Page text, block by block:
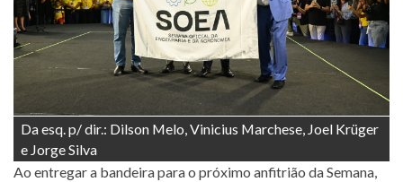
Da esq. p/ dir.: Dilson Melo, Vinicius Marchese, Joel Krüger
e Jorge Silva
Ao entregar a bandeira para o próximo anfitrião da Semana,